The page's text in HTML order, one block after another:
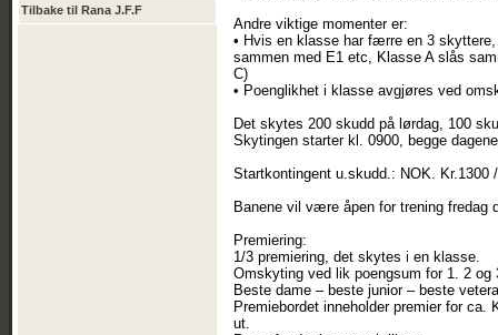
Tilbake til Rana J.F.F
Andre viktige momenter er:
• Hvis en klasse har færre en 3
sammen med E1 etc, Klasse A slås
C)
• Poenglikhet i klasse avgjøres ved
Det skytes 200 skudd på lørdag, 100
Skytingen starter kl. 0900, begge dagene
Startkontingent u.skudd.: NOK. Kr.1300
Banene vil være åpen for trening fredag
Premiering:
1/3 premiering, det skytes i en klasse.
Omskyting ved lik poengsum for 1. 2 og
Beste dame – beste junior – beste
Premiebordet inneholder premier for
ut.